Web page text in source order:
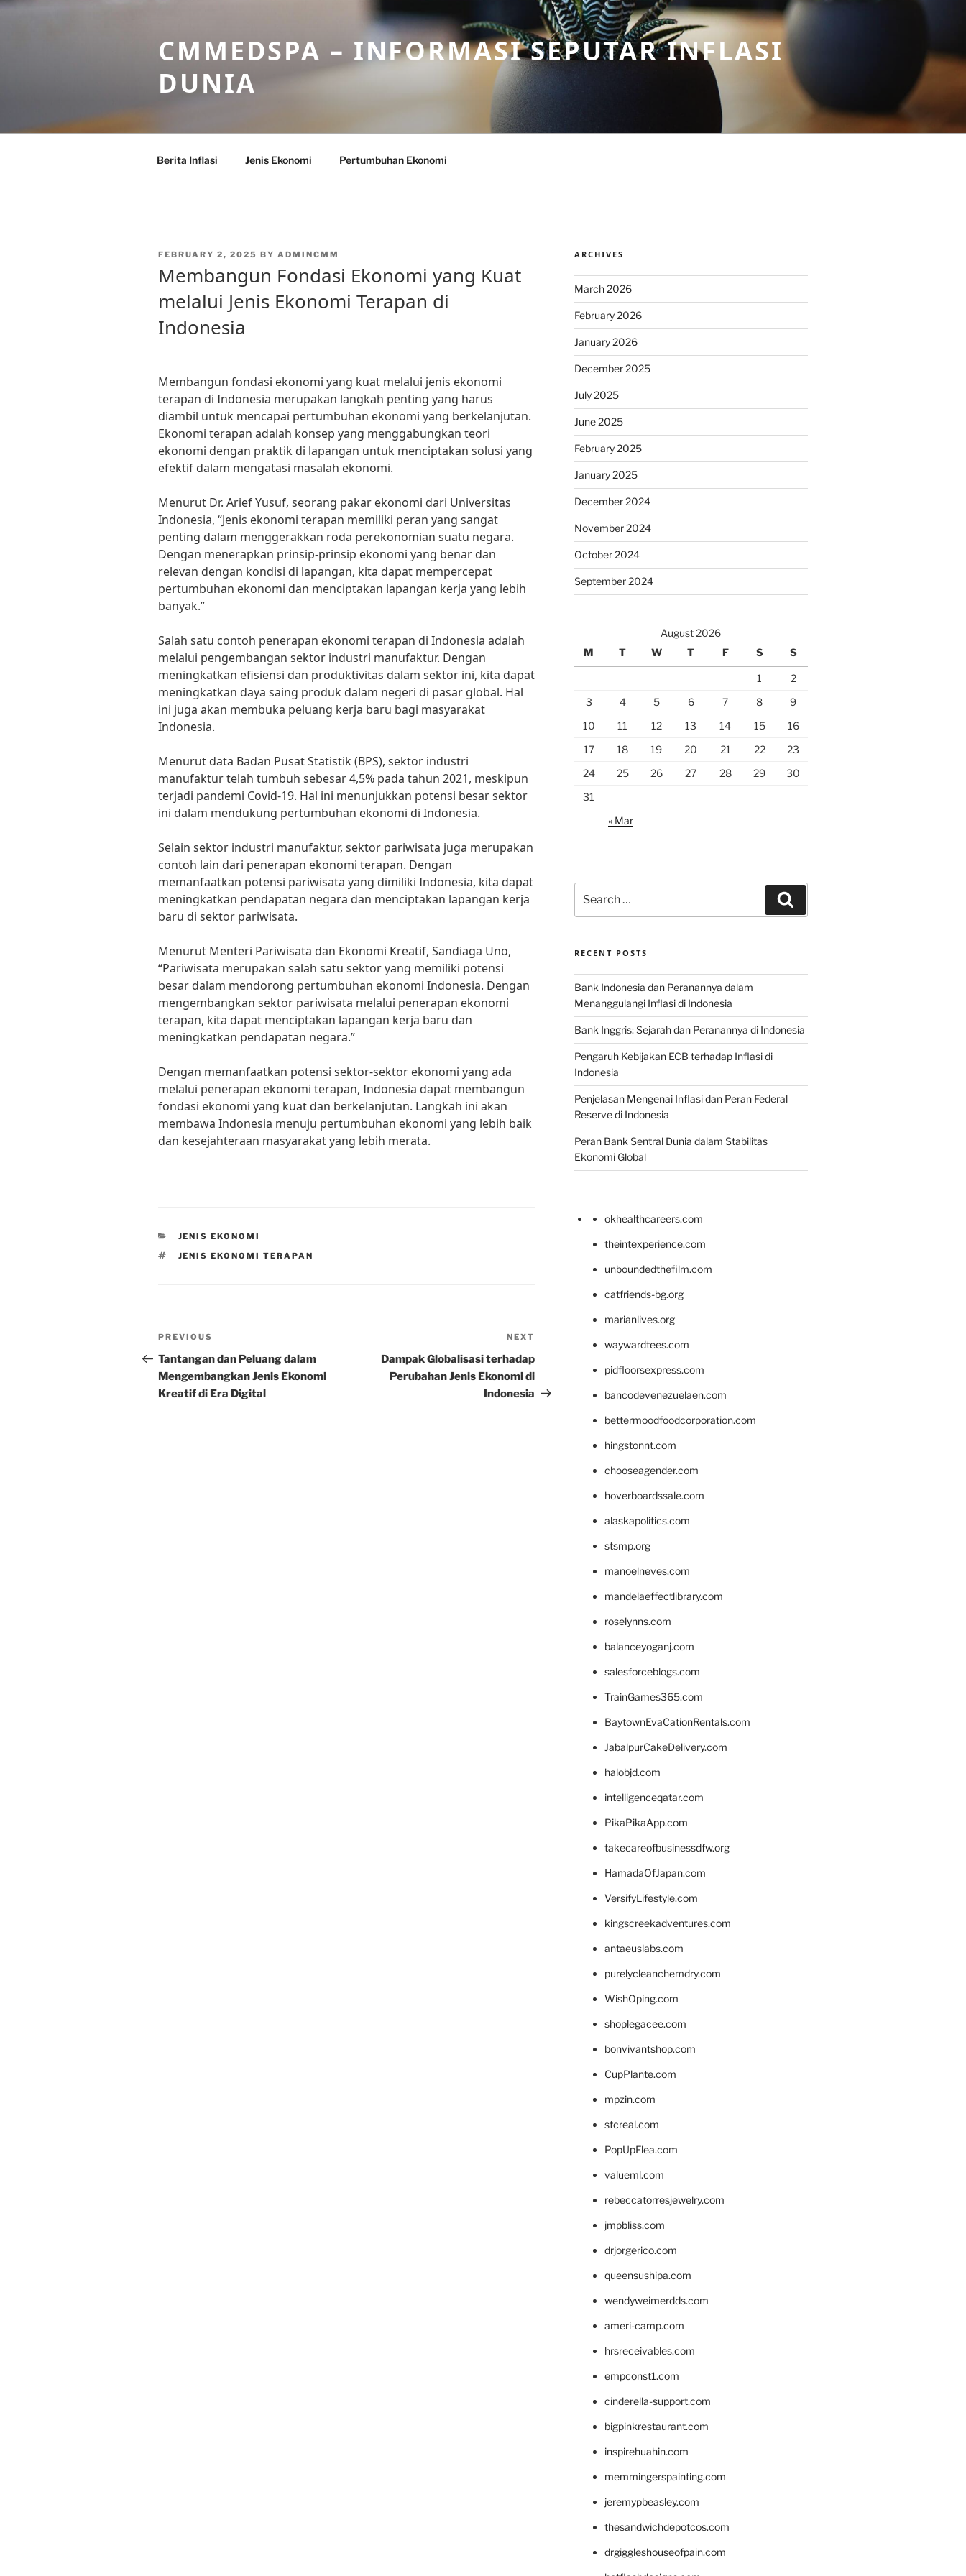
Skip
CMMEDSPA – INFORMASI SEPUTAR INFLASI
DUNIA
Berita Inflasi Jenis Ekonomi Pertumbuhan Ekonomi
POSTED
FEBRUARY 2, 2025 BY ADMINCMM
Membangun Fondasi Ekonomi yang Kuat
melalui Jenis Ekonomi Terapan di
Indonesia
Membangun fondasi ekonomi yang kuat melalui jenis ekonomi
terapan di Indonesia merupakan langkah penting yang harus
diambil untuk mencapai pertumbuhan ekonomi yang berkelanjutan.
Ekonomi terapan adalah konsep yang menggabungkan teori
ekonomi dengan praktik di lapangan untuk menciptakan solusi yang
efektif dalam mengatasi masalah ekonomi.
Menurut Dr. Arief Yusuf, seorang pakar ekonomi dari Universitas
Indonesia, “Jenis ekonomi terapan memiliki peran yang sangat
penting dalam menggerakkan roda perekonomian suatu negara.
Dengan menerapkan prinsip-prinsip ekonomi yang benar dan
relevan dengan kondisi di lapangan, kita dapat mempercepat
pertumbuhan ekonomi dan menciptakan lapangan kerja yang lebih
banyak.”
Salah satu contoh penerapan ekonomi terapan di Indonesia adalah
melalui pengembangan sektor industri manufaktur. Dengan
meningkatkan efisiensi dan produktivitas dalam sektor ini, kita dapat
meningkatkan daya saing produk dalam negeri di pasar global. Hal
ini juga akan membuka peluang kerja baru bagi masyarakat
Indonesia.
Menurut data Badan Pusat Statistik (BPS), sektor industri
manufaktur telah tumbuh sebesar 4,5% pada tahun 2021, meskipun
terjadi pandemi Covid-19. Hal ini menunjukkan potensi besar sektor
ini dalam mendukung pertumbuhan ekonomi di Indonesia.
Selain sektor industri manufaktur, sektor pariwisata juga merupakan
contoh lain dari penerapan ekonomi terapan. Dengan
memanfaatkan potensi pariwisata yang dimiliki Indonesia, kita dapat
meningkatkan pendapatan negara dan menciptakan lapangan kerja
baru di sektor pariwisata.
Menurut Menteri Pariwisata dan Ekonomi Kreatif, Sandiaga Uno,
“Pariwisata merupakan salah satu sektor yang memiliki potensi
besar dalam mendorong pertumbuhan ekonomi Indonesia. Dengan
mengembangkan sektor pariwisata melalui penerapan ekonomi
terapan, kita dapat menciptakan lapangan kerja baru dan
meningkatkan pendapatan negara.”
Dengan memanfaatkan potensi sektor-sektor ekonomi yang ada
melalui penerapan ekonomi terapan, Indonesia dapat membangun
fondasi ekonomi yang kuat dan berkelanjutan. Langkah ini akan
membawa Indonesia menuju pertumbuhan ekonomi yang lebih baik
dan kesejahteraan masyarakat yang lebih merata.
CATEGORIES
JENIS EKONOMI
TAGS
JENIS EKONOMI TERAPAN
Post
navigation
Previous
Post
PREVIOUS
Tantangan dan Peluang dalam
Mengembangkan Jenis Ekonomi
Kreatif di Era Digital
Post
NEXT
Dampak Globalisasi terhadap
Perubahan Jenis Ekonomi di
Indonesia
ARCHIVES
March 2026
February 2026
January 2026
December 2025
July 2025
June 2025
February 2025
January 2025
December 2024
November 2024
October 2024
September 2024
August 2026
M
T W T F S S
1
2
3
4 5 6 7 8
9
10
11 12 13 14 15
16
17
18 19 20 21 22
23
24
25 26 27 28 29
30
31
« Mar
for:
RECENT POSTS
Bank Indonesia dan Peranannya dalam
Menanggulangi Inflasi di Indonesia
Bank Inggris: Sejarah dan Peranannya di Indonesia
Pengaruh Kebijakan ECB terhadap Inflasi di
Indonesia
Penjelasan Mengenai Inflasi dan Peran Federal
Reserve di Indonesia
Peran Bank Sentral Dunia dalam Stabilitas
Ekonomi Global
okhealthcareers.com
theintexperience.com
unboundedthefilm.com
catfriends-bg.org
marianlives.org
waywardtees.com
pidfloorsexpress.com
bancodevenezuelaen.com
bettermoodfoodcorporation.com
hingstonnt.com
chooseagender.com
hoverboardssale.com
alaskapolitics.com
stsmp.org
manoelneves.com
mandelaeffectlibrary.com
roselynns.com
balanceyoganj.com
salesforceblogs.com
TrainGames365.com
BaytownEvaCationRentals.com
JabalpurCakeDelivery.com
halobjd.com
intelligenceqatar.com
PikaPikaApp.com
takecareofbusinessdfw.org
HamadaOfJapan.com
VersifyLifestyle.com
kingscreekadventures.com
antaeuslabs.com
purelycleanchemdry.com
WishOping.com
shoplegacee.com
bonvivantshop.com
CupPlante.com
mpzin.com
stcreal.com
PopUpFlea.com
valueml.com
rebeccatorresjewelry.com
jmpbliss.com
drjorgerico.com
queensushipa.com
wendyweimerdds.com
ameri-camp.com
hrsreceivables.com
empconst1.com
cinderella-support.com
bigpinkrestaurant.com
inspirehuahin.com
memmingerspainting.com
jeremypbeasley.com
thesandwichdepotcos.com
drgiggleshouseofpain.com